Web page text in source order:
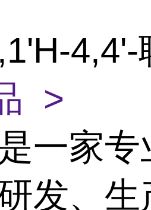
4,4'-
>
一家专
发、生